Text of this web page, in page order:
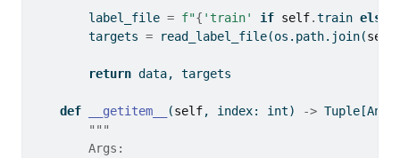
        label_file
= f"{ 'train' if self.train else
        targets
= read_label_file(os.path.join(self
return data, targets
def __getitem__ (self, index: int) -> Tuple[Any,
"""
        Args: